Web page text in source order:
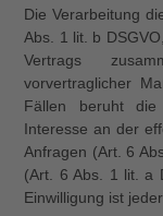
Die Verarbeitung
Abs. 1 lit. b
Vertrags
vorvertraglicher
Fällen beruht die
Interesse an der
Anfragen (Art. 6
(Art. 6 Abs. 1 lit. a
Einwilligung ist